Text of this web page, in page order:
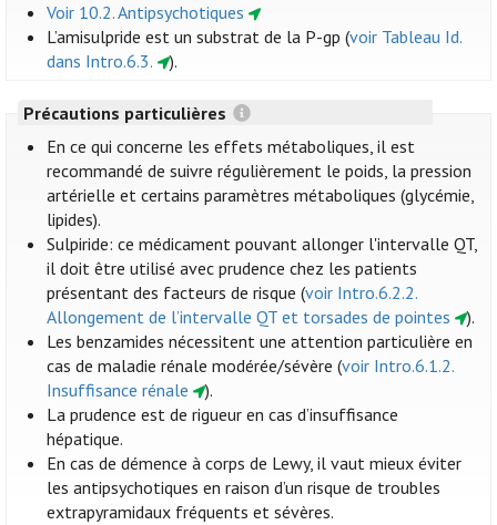
Voir 10.2. Antipsychotiques
L’amisulpride est un substrat de la P-gp (voir Tableau Id.
dans Intro.6.3.
).
Précautions particulières
En ce qui concerne les effets métaboliques, il est
recommandé de suivre régulièrement le poids, la pression
artérielle et certains paramètres métaboliques (glycémie,
lipides).
Sulpiride: ce médicament pouvant allonger l'intervalle QT,
il doit être utilisé avec prudence chez les patients
présentant des facteurs de risque (voir Intro.6.2.2.
Allongement de l’intervalle QT et torsades de pointes
).
Les benzamides nécessitent une attention particulière en
cas de maladie rénale modérée/sévère (voir Intro.6.1.2.
Insuffisance rénale
).
La prudence est de rigueur en cas d’insuffisance
hépatique.
En cas de démence à corps de Lewy, il vaut mieux éviter
les antipsychotiques en raison d’un risque de troubles
extrapyramidaux fréquents et sévères.